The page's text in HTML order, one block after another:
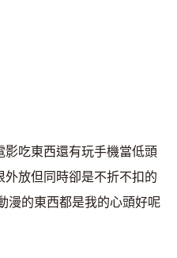
影吃東西還有玩手機當低頭
外放但同時卻是不折不扣的
漫的東西都是我的心頭好呢